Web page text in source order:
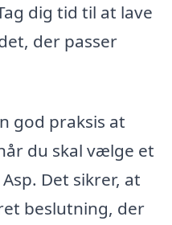
dig tid til at lave
der passer
god praksis at
du skal vælge et
Det sikrer, at
beslutning, der